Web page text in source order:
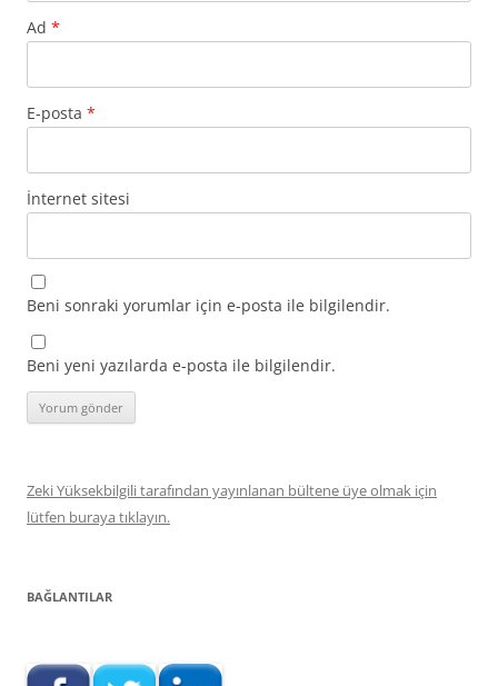
Ad *
E-posta *
İnternet sitesi
Beni sonraki yorumlar için e-posta ile bilgilendir.
Beni yeni yazılarda e-posta ile bilgilendir.
Zeki Yüksekbilgili tarafından yayınlanan bültene üye olmak için
lütfen buraya tıklayın.
BAĞLANTILAR